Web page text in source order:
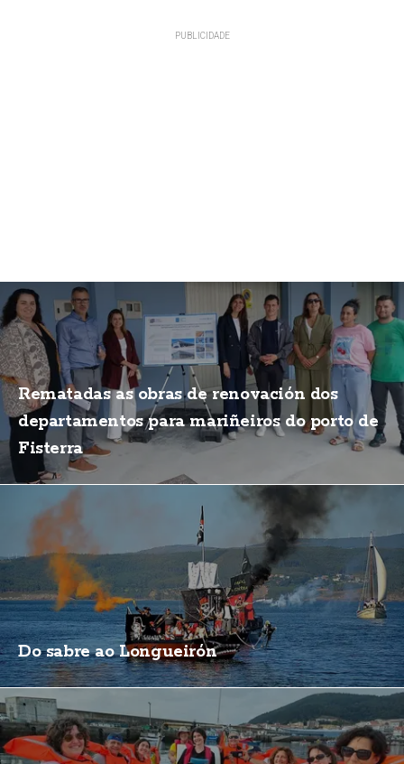
Rematadas as obras de renovación dos
departamentos para mariñeiros do porto de
Fisterra
Do sabre ao Longueirón